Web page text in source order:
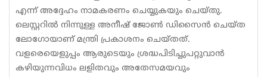
എന്ന് അദ്ദേഹം നാമകരണം ചെയ്യുകയും ചെയ്തു.
ലെസ്റ്ററില്‍ നിന്നുള്ള അനീഷ് ജോണ്‍ ഡിസൈന്‍ ചെയ്ത
ലോഗോയാണ് മന്ത്രി പ്രകാശനം ചെയ്തത്.
വളരെയെളുപ്പം ആരുടെയും ശ്രദ്ധപിടിച്ചുപറ്റുവാന്‍
കഴിയുന്നവിധം ലളിതവും അതേസമയവും